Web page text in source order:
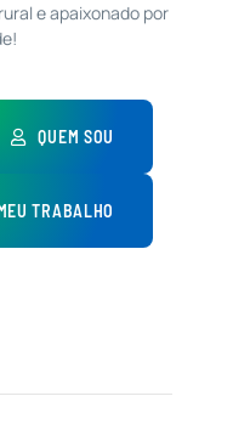
e apaixonado por
QUEM SOU
TRABALHO